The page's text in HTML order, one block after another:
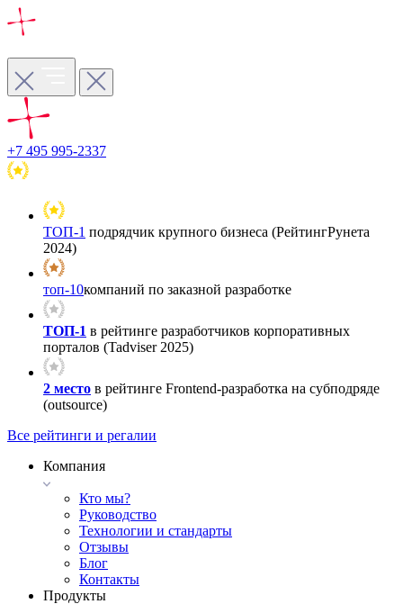
+7 495 995-2337
ТОП-1 подрядчик крупного бизнеса (РейтингРунета
2024)
топ-10компаний по заказной разработке
ТОП-1 в рейтинге разработчиков корпоративных
порталов (Tadviser 2025)
2 место в рейтинге Frontend-разработка на субподряде
(outsource)
Все рейтинги и регалии
Компания
Кто мы?
Руководство
Технологии и стандарты
Отзывы
Блог
Контакты
Продукты